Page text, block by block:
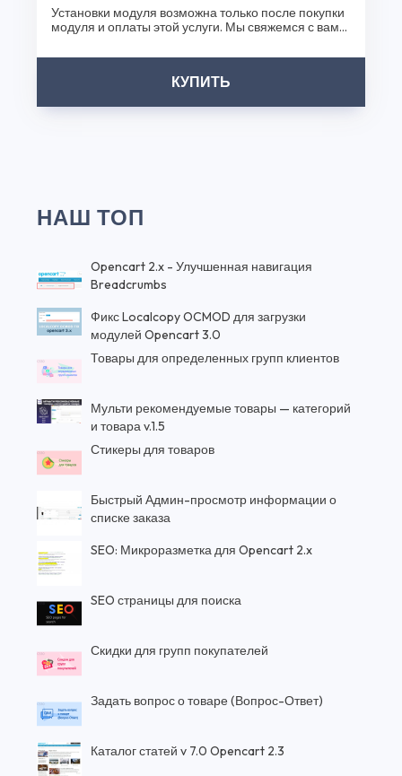
Установки модуля возможна только после покупки
модуля и оплаты этой услуги. Мы свяжемся с вами
КУПИТЬ
НАШ ТОП
Opencart 2.x - Улучшенная навигация
Breadcrumbs
Фикс Localcopy OCMOD для загрузки
модулей Opencart 3.0
Товары для определенных групп клиентов
Мульти рекомендуемые товары — категорий
и товара v.1.5
Стикеры для товаров
Быстрый Админ-просмотр информации о
списке заказа
SEO: Микроразметка для Opencart 2.x
SEO страницы для поиска
Скидки для групп покупателей
Задать вопрос о товаре (Вопрос-Ответ)
Каталог статей v 7.0 Opencart 2.3